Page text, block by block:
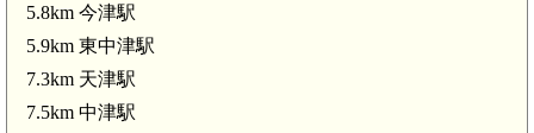
5.8km 今津駅
5.9km 東中津駅
7.3km 天津駅
7.5km 中津駅